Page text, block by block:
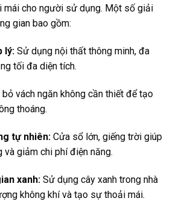
mái cho người sử dụng. Một số giải
gian bao gồm:
lý: Sử dụng nội thất thông minh, đa
tối đa diện tích.
bỏ vách ngăn không cần thiết để tạo
thoáng.
tự nhiên: Cửa sổ lớn, giếng trời giúp
và giảm chi phí điện năng.
xanh: Sử dụng cây xanh trong nhà
không khí và tạo sự thoải mái.